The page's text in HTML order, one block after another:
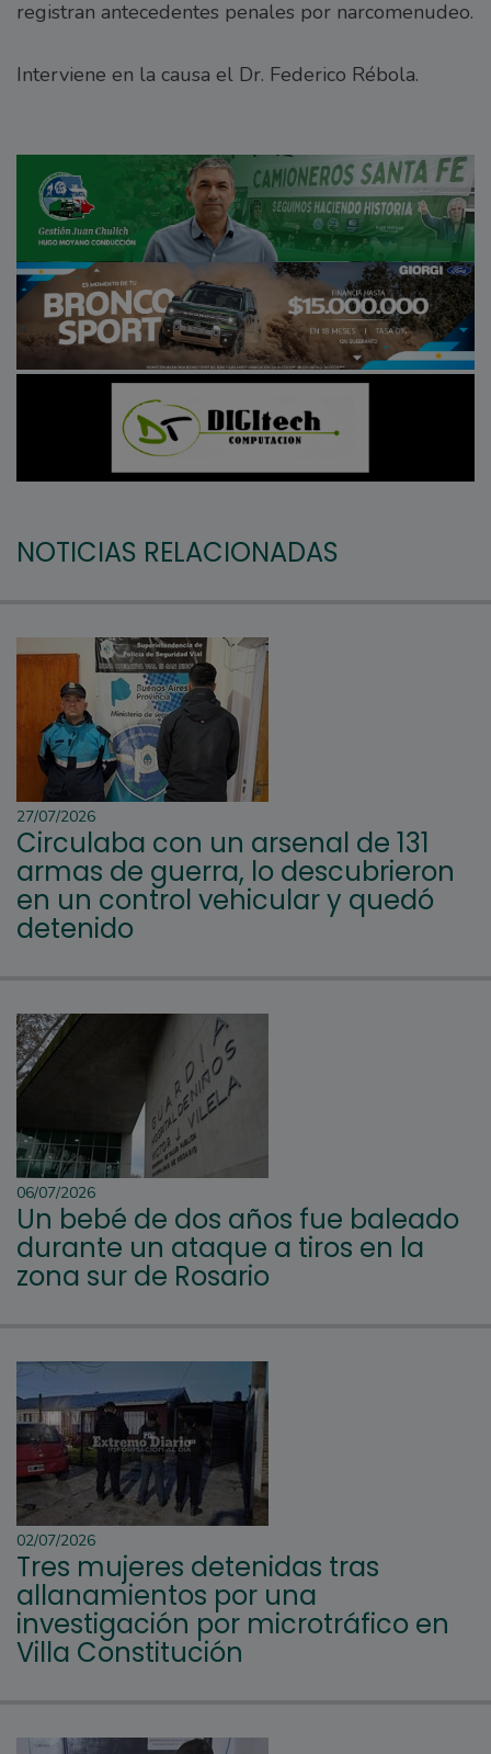
registran antecedentes penales por narcomenudeo.
Interviene en la causa el Dr. Federico Rébola.
NOTICIAS RELACIONADAS
27/07/2026
Circulaba con un arsenal de 131
armas de guerra, lo descubrieron
en un control vehicular y quedó
detenido
06/07/2026
Un bebé de dos años fue baleado
durante un ataque a tiros en la
zona sur de Rosario
02/07/2026
Tres mujeres detenidas tras
allanamientos por una
investigación por microtráfico en
Villa Constitución